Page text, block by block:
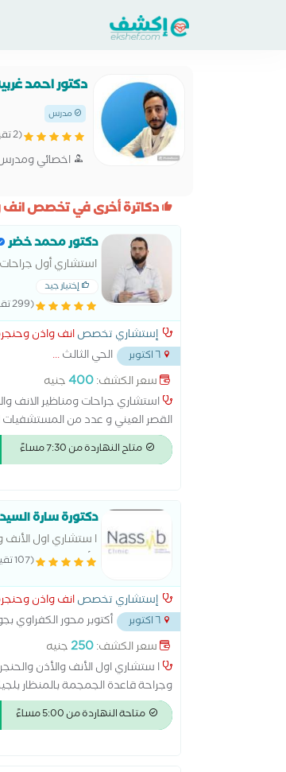
دكتور احمد
مدرس
(2 تقييم)
اخصائي ومدرس
دكاترة أخرى في تخصص انف
دكتور محمد خضر
استشاري أول جراحات
إختيار جيد
(299 تقييم)
إستشاري تخصصانف واذن
الحي الثالث...
سعر الكشف:400جنيه
القصر العيني و عدد من المستشفيات
من الدورات والكورسات التدريبيه
متاح النهاردة من 7:30 مساءً
دكتورة سارة السيد
ا ستشاري اول الأنف
الأنفية وجراحة قاعدة
(107 تقييم)
إستشاري تخصصانف واذن
أكتوبر محور الكفراوي
سعر الكشف:250جنيه
ا ستشاري اول الأنف والأذن
متاحة النهاردة من 5:00 مساءً